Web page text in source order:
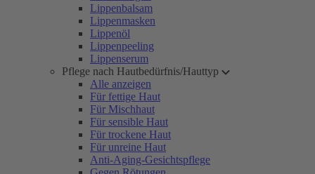
Lippenbalsam
Lippenmasken
Lippenöl
Lippenpeeling
Lippenserum
Pflege nach Hautbedürfnis/Hauttyp
Alle anzeigen
Für fettige Haut
Für Mischhaut
Für sensible Haut
Für trockene Haut
Für unreine Haut
Anti-Aging-Gesichtspflege